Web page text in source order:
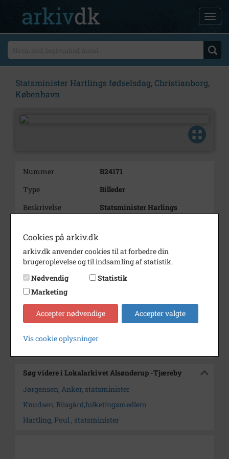
Statsminister Hartlings fødselsdag, Christianborg,
København
Nummer
B24171
Type
Billeder
Beskrivelse
Statsminister Harlings
fødselsdags reception i
Årstal
1974
Dateringsnote
14/8 1974
Fotograf
Arkiv
Lokalarkivet Alsønderup -
Tjæreby
Kontakt arkivet
Søg videre i Lokalarkivet Alsønderup -Tjæreby
Jørgensen, Anker, statsminister
Knudsen, Riisgård,folketingsmedlem
Hartling, Poul , statsminister
Cookies på arkiv.dk
arkiv.dk anvender cookies til at forbedre din
brugeroplevelse og til indsamling af statistik.
Nødvendig
Statistik
Marketing
Accepter nødvendige Accepter valgte
Vis cookie oplysninger